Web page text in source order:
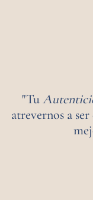
"Tu
atrevernos a ser